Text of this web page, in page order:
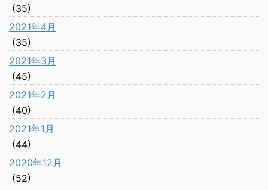
(35)
2021年4月
(35)
2021年3月
(45)
2021年2月
(40)
2021年1月
(44)
2020年12月
(52)